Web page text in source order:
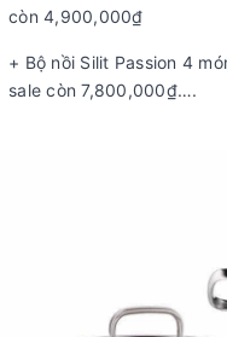
còn 4,900,000₫
+ Bộ nồi Silit Passion 4
sale còn 7,800,000₫….